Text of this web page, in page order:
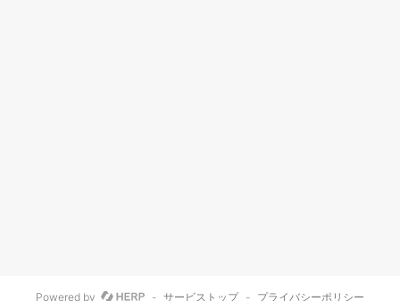
Powered by - サービストップ - プライバシーポリシー